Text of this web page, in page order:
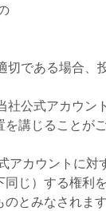
切である場合、
社公式アカウン
講じることがご
アカウントに対
じ）する権利
とみなされま